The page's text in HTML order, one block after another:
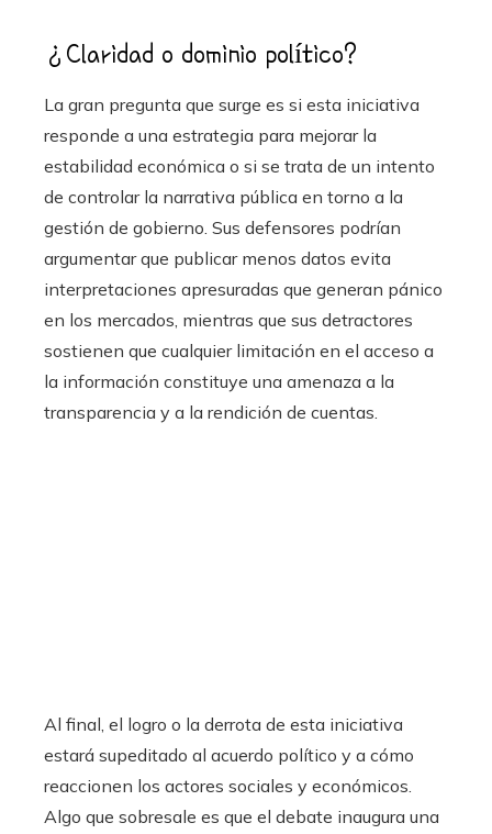
¿Claridad o dominio político?
La gran pregunta que surge es si esta iniciativa
responde a una estrategia para mejorar la
estabilidad económica o si se trata de un intento
de controlar la narrativa pública en torno a la
gestión de gobierno. Sus defensores podrían
argumentar que publicar menos datos evita
interpretaciones apresuradas que generan pánico
en los mercados, mientras que sus detractores
sostienen que cualquier limitación en el acceso a
la información constituye una amenaza a la
transparencia y a la rendición de cuentas.
Al final, el logro o la derrota de esta iniciativa
estará supeditado al acuerdo político y a cómo
reaccionen los actores sociales y económicos.
Algo que sobresale es que el debate inaugura una